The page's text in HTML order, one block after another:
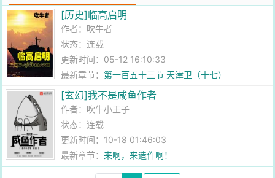
[历史]临高启明
作者： 吹牛者
状态：连载
更新时间：05-12 16:10:33
最新章节：第一百五十三节 天津卫（十七）
[玄幻]我不是咸鱼作者
作者： 吹牛小王子
状态：连载
更新时间：10-18 01:46:03
最新章节：来啊，来造作啊！